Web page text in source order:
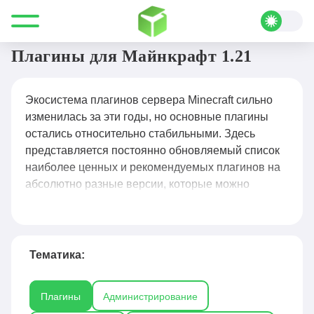
Все для Minecraft Плагины
Плагины для Майнкрафт 1.21
Экосистема плагинов сервера Minecraft сильно
изменилась за эти годы, но основные плагины
остались относительно стабильными. Здесь
представляется постоянно обновляемый список
наиболее ценных и рекомендуемых плагинов на
абсолютно разные версии, которые можно
не возникало трудностей в настройке и в
Плагины для Майнкрафт— это файлы,
Тематика:
Плагины Администрирование